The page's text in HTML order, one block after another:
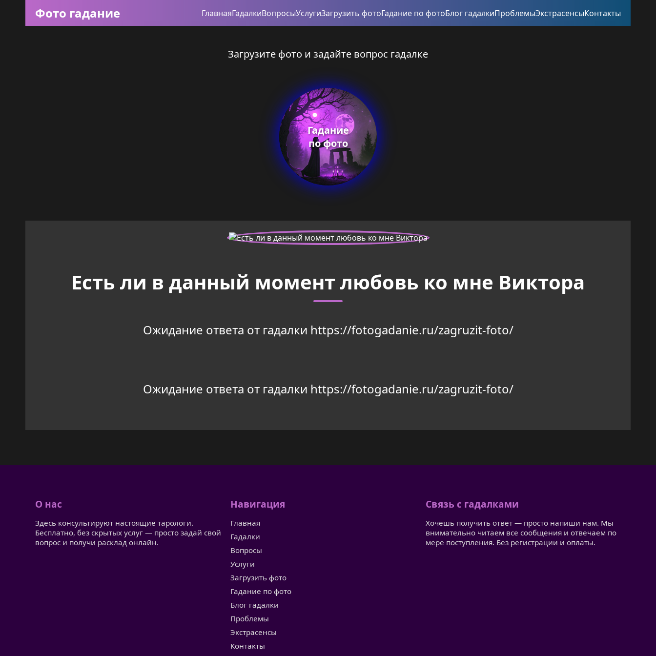
Фото гадание ГлавнаяГадалкиВопросыУслугиЗагрузить фотоГадание по фотоБлог гадалкиПроблемыЭкстрасенсыКонтакты
Загрузите фото и задайте вопрос гадалке
Гадание
по фото
Есть ли в данный момент любовь ко мне Виктора
Ожидание ответа от гадалки https://fotogadanie.ru/zagruzit-foto/
Ожидание ответа от гадалки https://fotogadanie.ru/zagruzit-foto/
О нас
Здесь консультируют настоящие тарологи.
Бесплатно, без скрытых услуг — просто задай свой
вопрос и получи расклад онлайн.
Навигация
Главная
Гадалки
Вопросы
Услуги
Загрузить фото
Гадание по фото
Блог гадалки
Проблемы
Экстрасенсы
Контакты
Связь с гадалками
Хочешь получить ответ — просто напиши нам. Мы
внимательно читаем все сообщения и отвечаем по
мере поступления. Без регистрации и оплаты.